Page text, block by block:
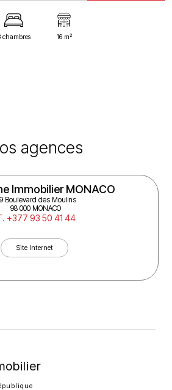
chambres 16 m²
agences
Immobilier MONACO
Boulevard des Moulins
98 000 MONACO
+377 93 50 41 44
Site Internet